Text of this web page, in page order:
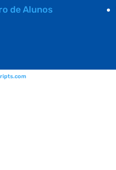
de Alunos